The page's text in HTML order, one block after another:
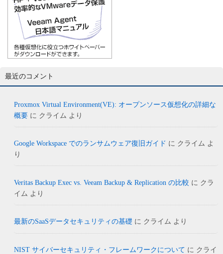
最近のコメント
Proxmox Virtual Environment(VE): オープンソース仮想化の詳細な
概要 に クライム より
Google Workspace でのランサムウェア復旧ガイド に クライム よ
り
Veritas Backup Exec vs. Veeam Backup & Replication の比較 に クラ
イム より
最新のSaaSデータセキュリティの基礎 に クライム より
NIST サイバーセキュリティ・フレームワークについて に クライ